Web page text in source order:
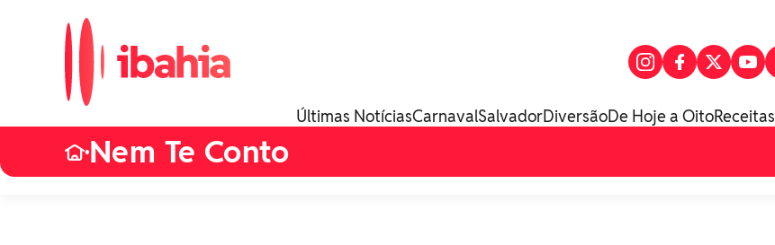
Últimas NotíciasCarnavalSalvadorDiversãoDe Hoje a OitoReceitas
•Nem Te Conto